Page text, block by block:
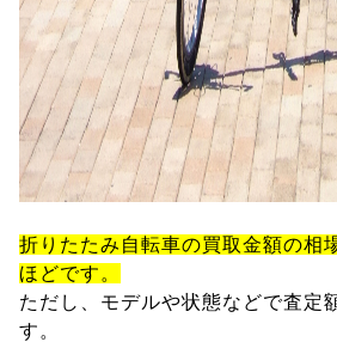
折りたたみ自転車の買取金額の相
ほどです。
ただし、モデルや状態などで査定
す。